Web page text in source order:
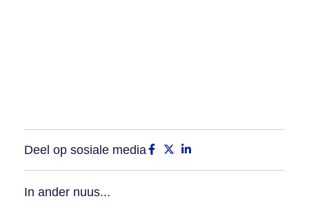
Deel op sosiale media
In ander nuus...